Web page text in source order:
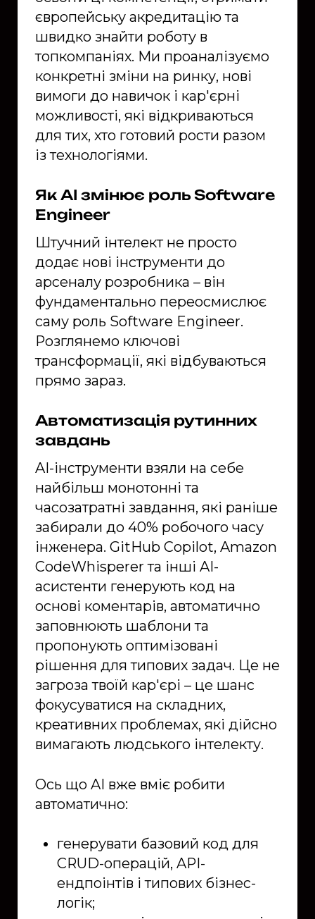
європейську акредитацію та
швидко знайти роботу в
топкомпаніях. Ми проаналізуємо
конкретні зміни на ринку, нові
вимоги до навичок і кар'єрні
можливості, які відкриваються
для тих, хто готовий рости разом
із технологіями.
Як AI змінює роль Software
Engineer
Штучний інтелект не просто
додає нові інструменти до
арсеналу розробника – він
фундаментально переосмислює
саму роль Software Engineer.
Розглянемо ключові
трансформації, які відбуваються
прямо зараз.
Автоматизація рутинних
завдань
AI-інструменти взяли на себе
найбільш монотонні та
часозатратні завдання, які раніше
забирали до 40% робочого часу
інженера. GitHub Copilot, Amazon
CodeWhisperer та інші AI-
асистенти генерують код на
основі коментарів, автоматично
заповнюють шаблони та
пропонують оптимізовані
рішення для типових задач. Це не
загроза твоїй кар'єрі – це шанс
фокусуватися на складних,
креативних проблемах, які дійсно
вимагають людського інтелекту.
Ось що AI вже вміє робити
автоматично:
генерувати базовий код для
CRUD-операцій, API-
ендпоінтів і типових бізнес-
логік;